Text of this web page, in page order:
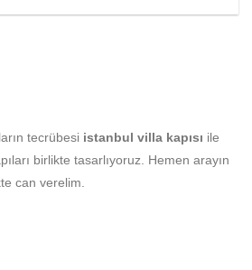
tecrübesi istanbul villa kapısı ile
birlikte tasarlıyoruz. Hemen arayın
can verelim.